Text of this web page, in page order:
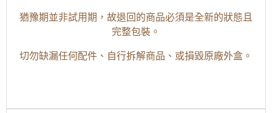
猶豫期並非試用期，故退回的商品必須是全新的狀態且
完整包裝。
切勿缺漏任何配件、自行拆解商品、或損毀原廠外盒。